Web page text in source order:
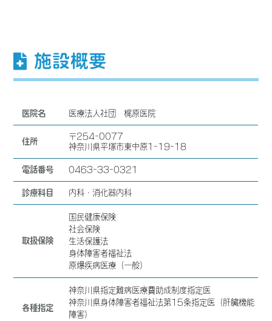
施設概要
医院名 医療法人社団 梶原医院
住所
〒254-0077
神奈川県平塚市東中原1-19-18
電話番号 0463-33-0321
診療科目 内科・消化器内科
取扱保険
国民健康保険
社会保険
生活保護法
身体障害者福祉法
原爆疾病医療（一般）
各種指定
神奈川県指定難病医療費助成制度指定医
神奈川県身体障害者福祉法第15条指定医（肝臓機能
障害）